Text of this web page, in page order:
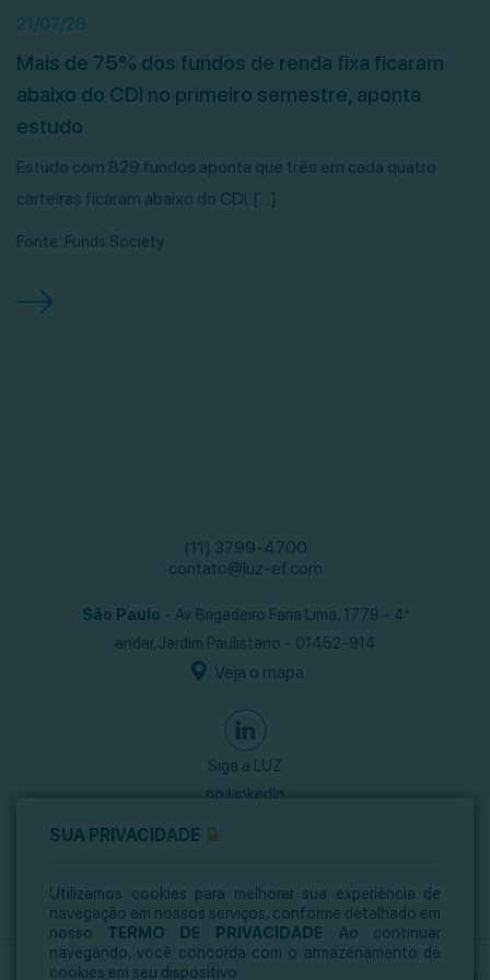
21/07/26
Mais de 75% dos fundos de renda fixa ficaram
abaixo do CDI no primeiro semestre, aponta
estudo
Estudo com 829 fundos aponta que três em cada quatro
carteiras ficaram abaixo do CDI. […]
Fonte: Funds Society
(11) 3799-4700
contato@luz-ef.com
São Paulo - Av. Brigadeiro Faria Lima, 1779 - 4º
andar,Jardim Paulistano - 01452-914
Veja o mapa
Siga a LUZ
no LinkedIn
Termo de Privacidade
SUA PRIVACIDADE
Utilizamos cookies para melhorar sua experiência de
navegação em nossos serviços, conforme detalhado em
nosso TERMO DE PRIVACIDADE . Ao continuar
navegando, você concorda com o armazenamento de
cookies em seu dispositivo.